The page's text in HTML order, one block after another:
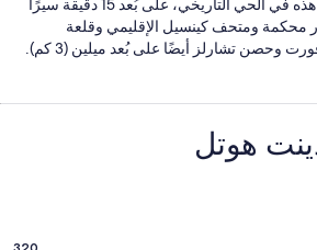
محكمة ومتحف كينسيل الإقليمي وقلعة
وحصن تشارلز أيضًا على بُعد ميلين (3 كم).